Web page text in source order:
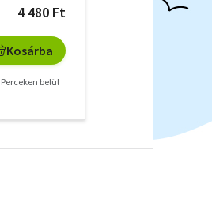
4 480 Ft
Kosárba
Perceken belül